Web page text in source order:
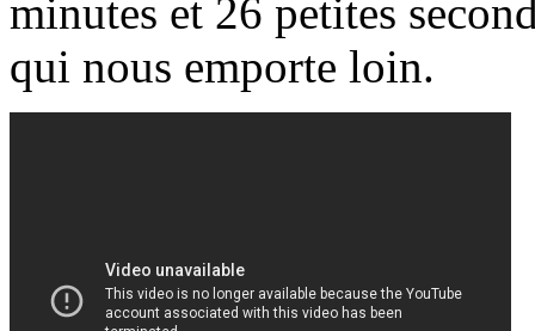
minutes et 26 petites
qui nous emporte loin.